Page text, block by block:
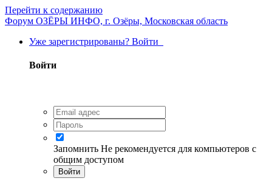
Перейти к содержанию
Форум ОЗЁРЫ ИНФО, г. Озёры, Московская область
Уже зарегистрированы? Войти
Войти
Запомнить Не рекомендуется для компьютеров с
общим доступом
Войти